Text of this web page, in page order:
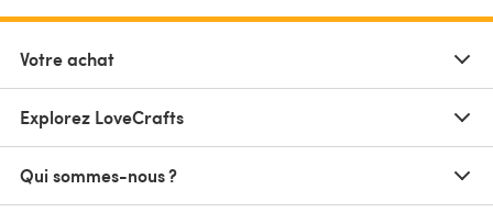
Votre achat
Explorez LoveCrafts
Qui sommes-nous ?